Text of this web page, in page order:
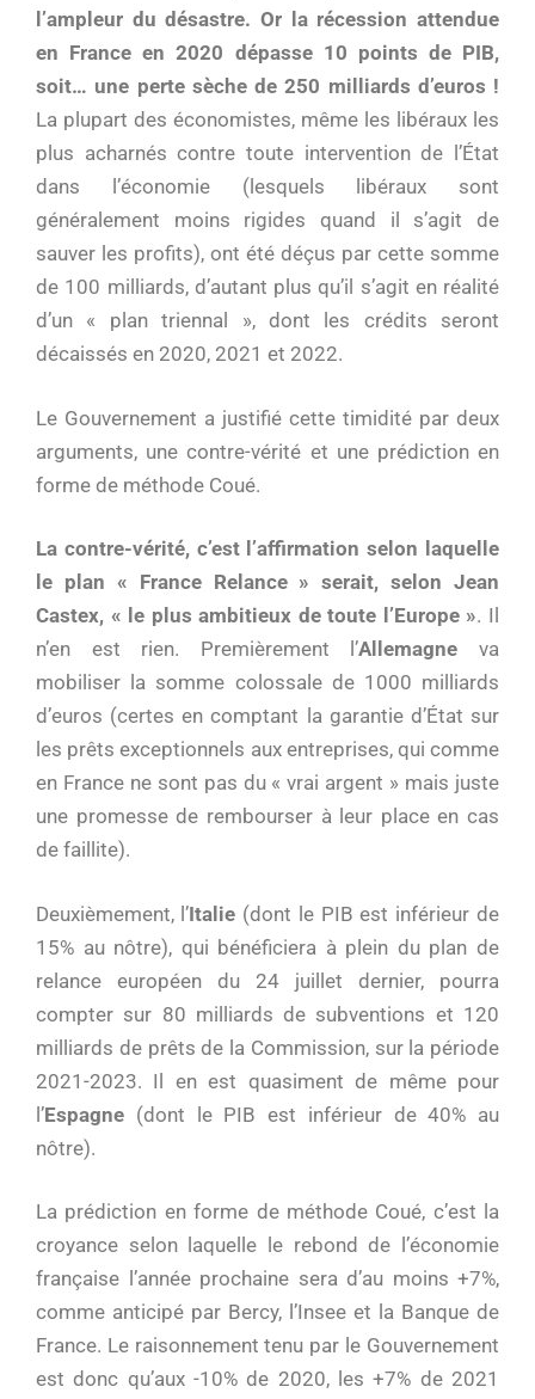
l’ampleur du désastre. Or la récession attendue
en France en 2020 dépasse 10 points de PIB,
soit… une perte sèche de 250 milliards d’euros !
La plupart des économistes, même les libéraux les
plus acharnés contre toute intervention de l’État
dans l’économie (lesquels libéraux sont
généralement moins rigides quand il s’agit de
sauver les profits), ont été déçus par cette somme
de 100 milliards, d’autant plus qu’il s’agit en réalité
d’un « plan triennal », dont les crédits seront
décaissés en 2020, 2021 et 2022.
Le Gouvernement a justifié cette timidité par deux
arguments, une contre-vérité et une prédiction en
forme de méthode Coué.
La contre-vérité, c’est l’affirmation selon laquelle
le plan « France Relance » serait, selon Jean
Castex, « le plus ambitieux de toute l’Europe ». Il
n’en est rien. Premièrement l’Allemagne va
mobiliser la somme colossale de 1000 milliards
d’euros (certes en comptant la garantie d’État sur
les prêts exceptionnels aux entreprises, qui comme
en France ne sont pas du « vrai argent » mais juste
une promesse de rembourser à leur place en cas
de faillite).
Deuxièmement, l’Italie (dont le PIB est inférieur de
15% au nôtre), qui bénéficiera à plein du plan de
relance européen du 24 juillet dernier, pourra
compter sur 80 milliards de subventions et 120
milliards de prêts de la Commission, sur la période
2021-2023. Il en est quasiment de même pour
l’Espagne (dont le PIB est inférieur de 40% au
nôtre).
La prédiction en forme de méthode Coué, c’est la
croyance selon laquelle le rebond de l’économie
française l’année prochaine sera d’au moins +7%,
comme anticipé par Bercy, l’Insee et la Banque de
France. Le raisonnement tenu par le Gouvernement
est donc qu’aux -10% de 2020, les +7% de 2021